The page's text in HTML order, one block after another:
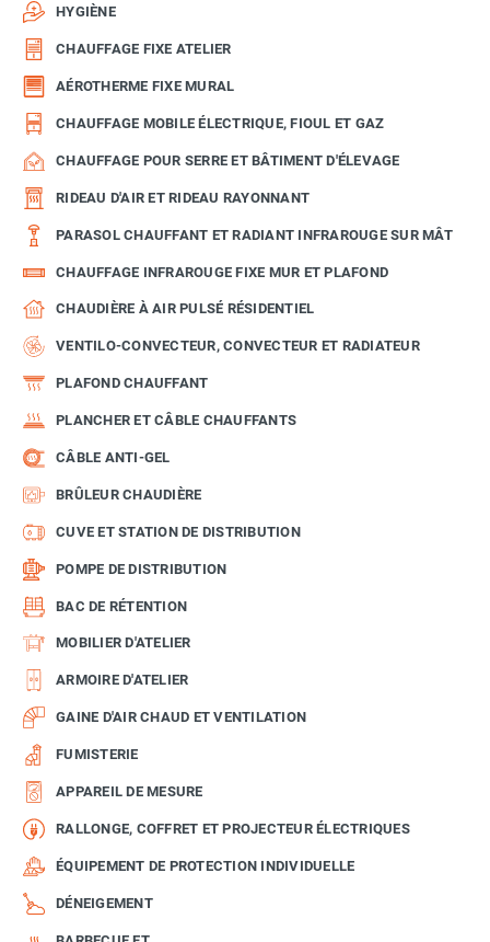
HYGIÈNE
CHAUFFAGE FIXE ATELIER
AÉROTHERME FIXE MURAL
CHAUFFAGE MOBILE ÉLECTRIQUE, FIOUL ET GAZ
CHAUFFAGE POUR SERRE ET BÂTIMENT D'ÉLEVAGE
RIDEAU D'AIR ET RIDEAU RAYONNANT
PARASOL CHAUFFANT ET RADIANT INFRAROUGE SUR MÂT
CHAUFFAGE INFRAROUGE FIXE MUR ET PLAFOND
CHAUDIÈRE À AIR PULSÉ RÉSIDENTIEL
VENTILO-CONVECTEUR, CONVECTEUR ET RADIATEUR
PLAFOND CHAUFFANT
PLANCHER ET CÂBLE CHAUFFANTS
CÂBLE ANTI-GEL
BRÛLEUR CHAUDIÈRE
CUVE ET STATION DE DISTRIBUTION
POMPE DE DISTRIBUTION
BAC DE RÉTENTION
MOBILIER D'ATELIER
ARMOIRE D'ATELIER
GAINE D'AIR CHAUD ET VENTILATION
FUMISTERIE
APPAREIL DE MESURE
RALLONGE, COFFRET ET PROJECTEUR ÉLECTRIQUES
ÉQUIPEMENT DE PROTECTION INDIVIDUELLE
DÉNEIGEMENT